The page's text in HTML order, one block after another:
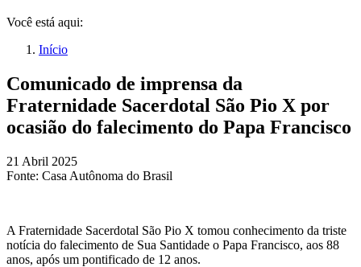
Você está aqui:
Início
Comunicado de imprensa da
Fraternidade Sacerdotal São Pio X por
ocasião do falecimento do Papa Francisco
21 Abril 2025
Fonte: Casa Autônoma do Brasil
A Fraternidade Sacerdotal São Pio X tomou conhecimento da triste
notícia do falecimento de Sua Santidade o Papa Francisco, aos 88
anos, após um pontificado de 12 anos.